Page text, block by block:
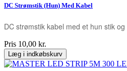
DC Strømstik (Hun) Med Kabel
DC strømstik kabel med et hun stik
Pris 10,00 kr.
Læg i indkøbskurv